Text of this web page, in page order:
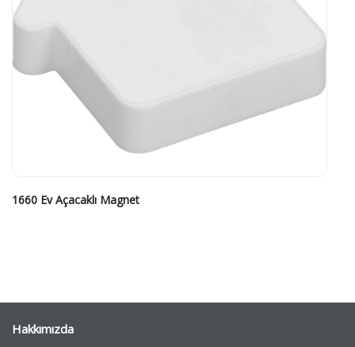
1660 Ev Açacaklı Magnet
Hakkımızda